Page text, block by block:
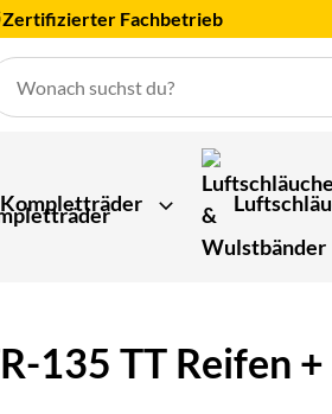
Zertifizierter Fachbetrieb
Kompletträder
135 TT Reifen